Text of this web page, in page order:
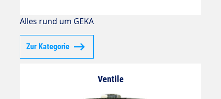
Alles rund um GEKA
Zur Kategorie
Ventile